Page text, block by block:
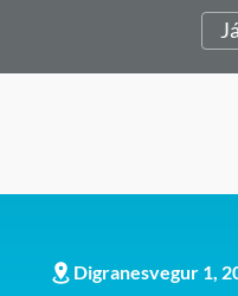
Já
Digranesvegur 1,